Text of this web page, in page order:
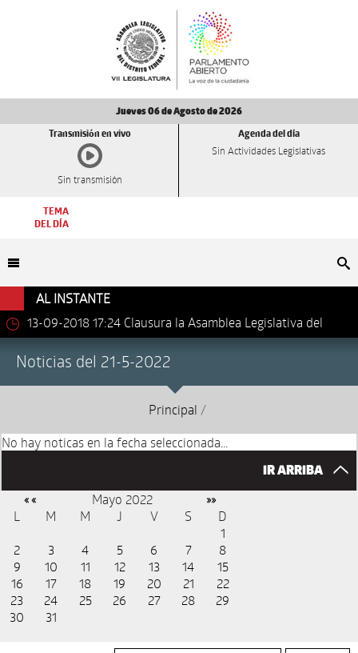
Jueves 06 de Agosto de 2026
Transmisión en vivo
Sin transmisión
Agenda del día
Sin Actividades Legislativas
TEMA
DEL DÍA
AL INSTANTE
13-09-2018 17:24 Clausura la Asamblea Legislativa del
Noticias del 21-5-2022
Principal /
No hay noticas en la fecha seleccionada...
IR ARRIBA
« « Mayo 2022 »»
L M M J V S
D
1
2
3 4 5 6 7
8
9
10 11 12 13 14
15
16
17 18 19 20 21
22
23
24 25 26 27 28
29
30
31